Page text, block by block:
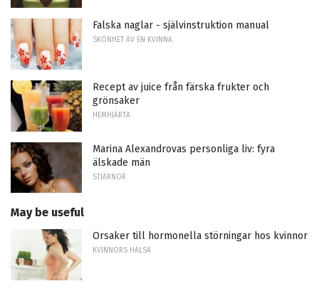
Falska naglar - självinstruktion manual
SKÖNHET AV EN KVINNA
Recept av juice från färska frukter och
grönsaker
HEMHJÄRTA
Marina Alexandrovas personliga liv: fyra
älskade män
STJÄRNOR
May be useful
Orsaker till hormonella störningar hos kvinnor
KVINNORS HÄLSA